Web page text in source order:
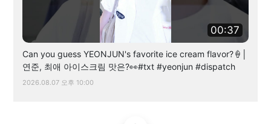
00:37
Can you guess YEONJUN's favorite ice cream flavor?🍦│
연준, 최애 아이스크림 맛은?👀#txt #yeonjun #dispatch
2026.08.07 오후 10:00